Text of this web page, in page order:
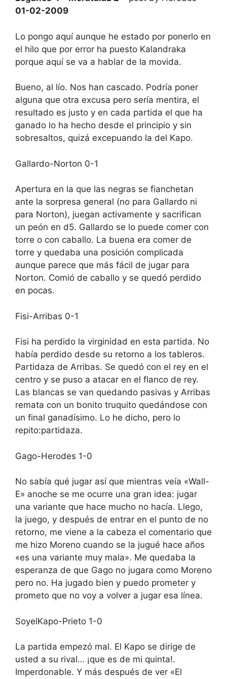
01-02-2009
Lo pongo aquí aunque he estado por ponerlo en
el hilo que por error ha puesto Kalandraka
porque aquí se va a hablar de la movida.
Bueno, al lío. Nos han cascado. Podría poner
alguna que otra excusa pero sería mentira, el
resultado es justo y en cada partida el que ha
ganado lo ha hecho desde el principio y sin
sobresaltos, quizá excepuando la del Kapo.
Gallardo-Norton 0-1
Apertura en la que las negras se fianchetan
ante la sorpresa general (no para Gallardo ni
para Norton), juegan activamente y sacrifican
un peón en d5. Gallardo se lo puede comer con
torre o con caballo. La buena era comer de
torre y quedaba una posición complicada
aunque parece que más fácil de jugar para
Norton. Comió de caballo y se quedó perdido
en pocas.
Fisi-Arribas 0-1
Fisi ha perdido la virginidad en esta partida. No
había perdido desde su retorno a los tableros.
Partidaza de Arribas. Se quedó con el rey en el
centro y se puso a atacar en el flanco de rey.
Las blancas se van quedando pasivas y Arribas
remata con un bonito truquito quedándose con
un final ganadísimo. Lo he dicho, pero lo
repito:partidaza.
Gago-Herodes 1-0
No sabía qué jugar así que mientras veía «Wall-
E» anoche se me ocurre una gran idea: jugar
una variante que hace mucho no hacía. Llego,
la juego, y después de entrar en el punto de no
retorno, me viene a la cabeza el comentario que
me hizo Moreno cuando se la jugué hace años
«es una variante muy mala». Me quedaba la
esperanza de que Gago no jugara como Moreno
pero no. Ha jugado bien y puedo prometer y
prometo que no voy a volver a jugar esa línea.
SoyelKapo-Prieto 1-0
La partida empezó mal. El Kapo se dirige de
usted a su rival… ¡que es de mi quinta!.
Imperdonable. Y más después de ver «El